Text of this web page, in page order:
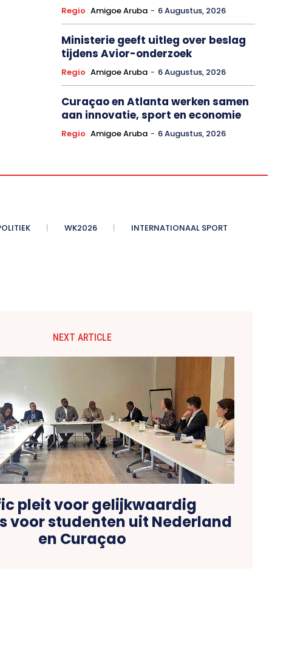
Regio Amigoe Aruba - 6 Augustus, 2026
Ministerie geeft uitleg over beslag
tijdens Avior-onderzoek
Regio Amigoe Aruba - 6 Augustus, 2026
Curaçao en Atlanta werken samen
aan innovatie, sport en economie
Regio Amigoe Aruba - 6 Augustus, 2026
WK2026 INTERNATIONAAL SPORT
NEXT ARTICLE
pleit voor gelijkwaardig
voor studenten uit Nederland
en Curaçao